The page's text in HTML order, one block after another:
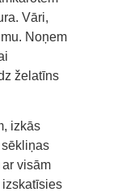
Vāri,
Noņem
želatīns
izkās
visām